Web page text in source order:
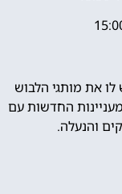
לו את מותגי הלבוש
החדשות עם
והנעלה.